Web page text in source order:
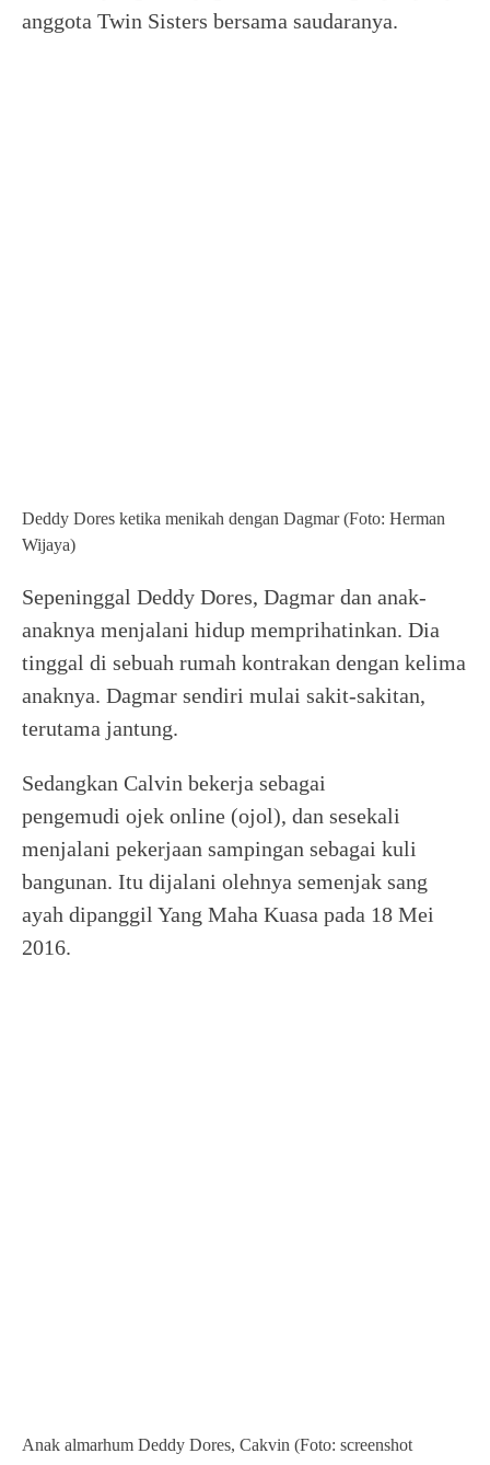
anggota Twin Sisters bersama saudaranya.
Deddy Dores ketika menikah dengan Dagmar (Foto: Herman
Wijaya)
Sepeninggal Deddy Dores, Dagmar dan anak-
anaknya menjalani hidup memprihatinkan. Dia
tinggal di sebuah rumah kontrakan dengan kelima
anaknya. Dagmar sendiri mulai sakit-sakitan,
terutama jantung.
Sedangkan Calvin bekerja sebagai
pengemudi ojek online (ojol), dan sesekali
menjalani pekerjaan sampingan sebagai kuli
bangunan. Itu dijalani olehnya semenjak sang
ayah dipanggil Yang Maha Kuasa pada 18 Mei
2016.
Anak almarhum Deddy Dores, Cakvin (Foto: screenshot